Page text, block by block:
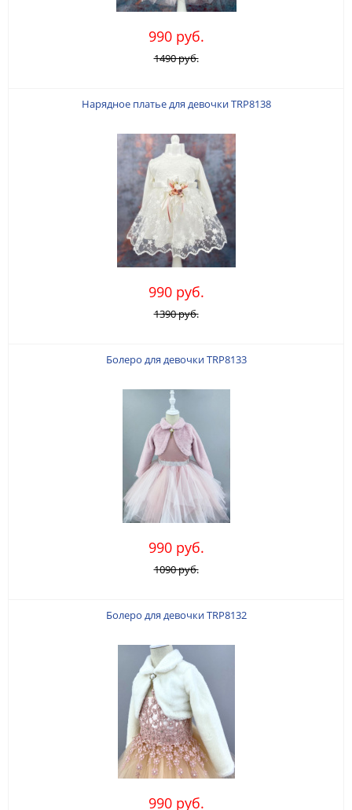
990 руб.
1490 руб.
Нарядное платье для девочки TRP8138
990 руб.
1390 руб.
Болеро для девочки TRP8133
990 руб.
1090 руб.
Болеро для девочки TRP8132
990 руб.